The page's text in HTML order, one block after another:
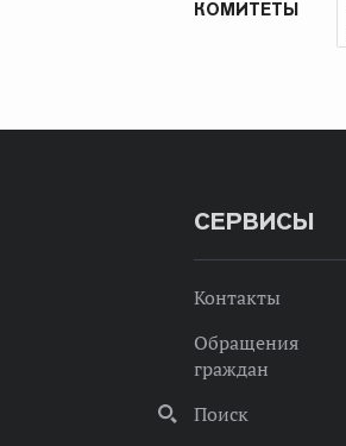
КОМИТЕТЫ
СЕРВИСЫ
Контакты
Обращения
граждан
Поиск